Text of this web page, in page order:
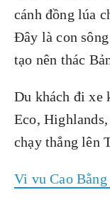
cánh đồng lúa
Đây là con
tạo nên thác
Du khách đi xe
Eco,
chạy thẳng lên
Vi vu Cao